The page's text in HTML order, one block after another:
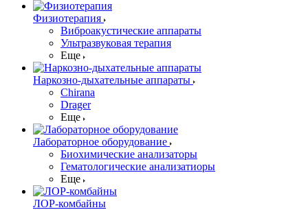
Физиотерапия
Виброакустические аппараты
Ультразвуковая терапия
Еще
Наркозно-дыхательные аппараты
Chirana
Drager
Еще
Лабораторное оборудование
Биохимические анализаторы
Гематологические анализатиоры
Еще
ЛОР-комбайны